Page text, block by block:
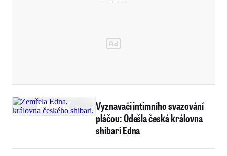
Vyznavači intimního svazování
pláčou: Odešla česká královna
shibari Edna